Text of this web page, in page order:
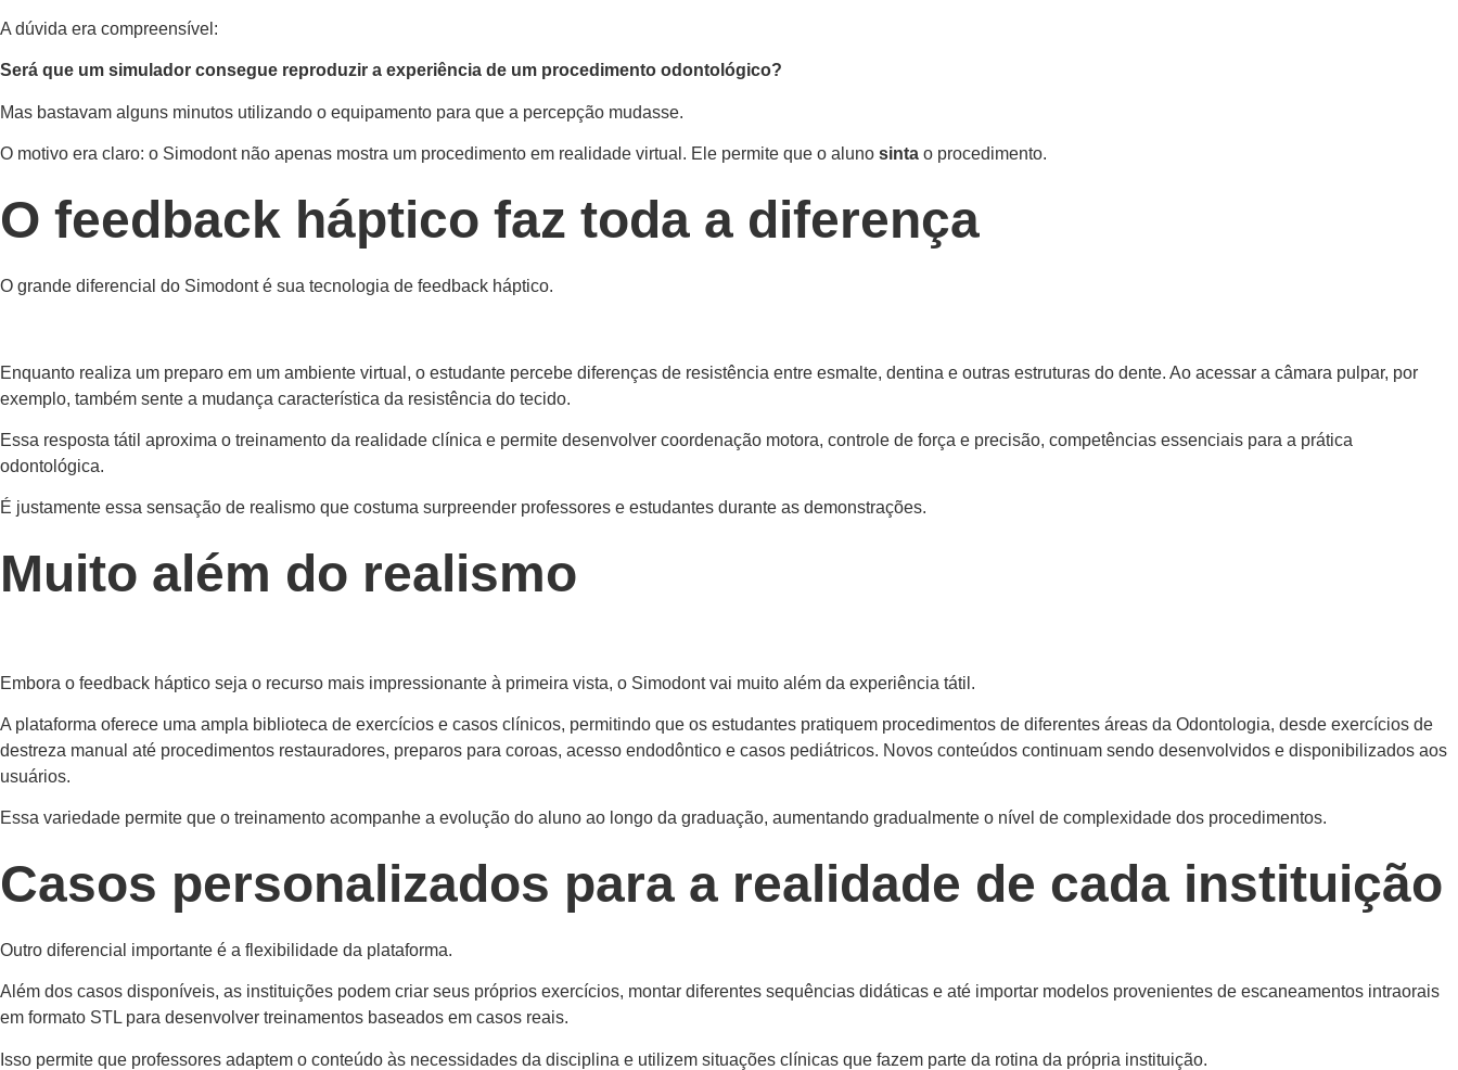
A dúvida era compreensível:
Será que um simulador consegue reproduzir a experiência de um procedimento odontológico?
Mas bastavam alguns minutos utilizando o equipamento para que a percepção mudasse.
O motivo era claro: o Simodont não apenas mostra um procedimento em realidade virtual. Ele permite que o aluno sinta o procedimento.
O feedback háptico faz toda a diferença
O grande diferencial do Simodont é sua tecnologia de feedback háptico.
Enquanto realiza um preparo em um ambiente virtual, o estudante percebe diferenças de resistência entre esmalte, dentina e outras estruturas do dente. Ao acessar a câmara pulpar, por
exemplo, também sente a mudança característica da resistência do tecido.
Essa resposta tátil aproxima o treinamento da realidade clínica e permite desenvolver coordenação motora, controle de força e precisão, competências essenciais para a prática
odontológica.
É justamente essa sensação de realismo que costuma surpreender professores e estudantes durante as demonstrações.
Muito além do realismo
Embora o feedback háptico seja o recurso mais impressionante à primeira vista, o Simodont vai muito além da experiência tátil.
A plataforma oferece uma ampla biblioteca de exercícios e casos clínicos, permitindo que os estudantes pratiquem procedimentos de diferentes áreas da Odontologia, desde exercícios de
destreza manual até procedimentos restauradores, preparos para coroas, acesso endodôntico e casos pediátricos. Novos conteúdos continuam sendo desenvolvidos e disponibilizados aos
usuários.
Essa variedade permite que o treinamento acompanhe a evolução do aluno ao longo da graduação, aumentando gradualmente o nível de complexidade dos procedimentos.
Casos personalizados para a realidade de cada instituição
Outro diferencial importante é a flexibilidade da plataforma.
Além dos casos disponíveis, as instituições podem criar seus próprios exercícios, montar diferentes sequências didáticas e até importar modelos provenientes de escaneamentos intraorais
em formato STL para desenvolver treinamentos baseados em casos reais.
Isso permite que professores adaptem o conteúdo às necessidades da disciplina e utilizem situações clínicas que fazem parte da rotina da própria instituição.